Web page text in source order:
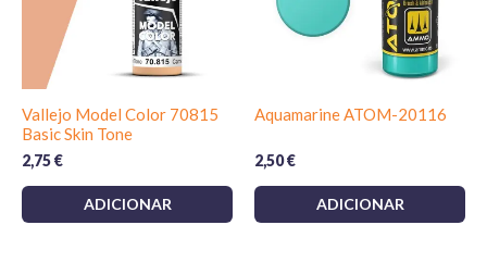
Vallejo Model Color 70815
Basic Skin Tone
2,75€
ADICIONAR
Aquamarine ATOM-20116
2,50€
ADICIONAR